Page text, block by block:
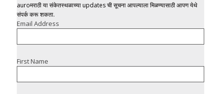
auroमराठी या संकेतस्थळाच्या updates ची सूचना आपल्याला मिळण्यासाठी आपण येथे
संपर्क करू शकता.
Email Address
First Name